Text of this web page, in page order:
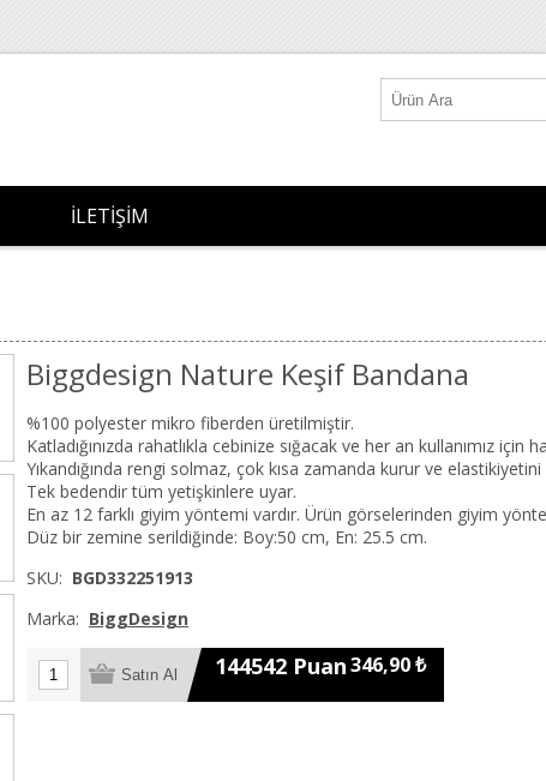
İLETIŞIM
Biggdesign Nature Keşif Bandana
%100 polyester mikro fiberden üretilmiştir.
Katladığınızda rahatlıkla cebinize sığacak ve her an kullanımız için
Yıkandığında rengi solmaz, çok kısa zamanda kurur ve
Tek bedendir tüm yetişkinlere uyar.
En az 12 farklı giyim yöntemi vardır. Ürün görselerinden giyim
Düz bir zemine serildiğinde: Boy:50 cm, En: 25.5 cm.
SKU: BGD332251913
Marka: BiggDesign
144542 Puan346,90 ₺